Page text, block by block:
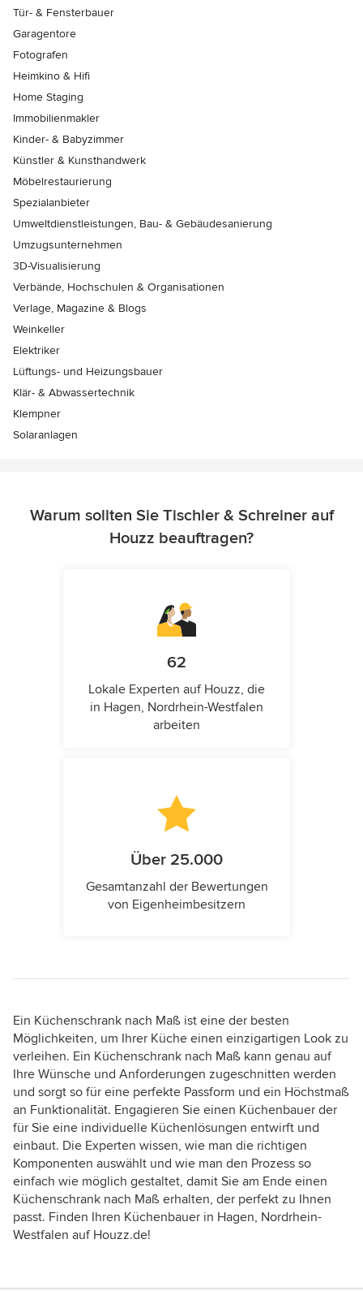
Tür- & Fensterbauer
Garagentore
Fotografen
Heimkino & Hifi
Home Staging
Immobilienmakler
Kinder- & Babyzimmer
Künstler & Kunsthandwerk
Möbelrestaurierung
Spezialanbieter
Umweltdienstleistungen, Bau- & Gebäudesanierung
Umzugsunternehmen
3D-Visualisierung
Verbände, Hochschulen & Organisationen
Verlage, Magazine & Blogs
Weinkeller
Elektriker
Lüftungs- und Heizungsbauer
Klär- & Abwassertechnik
Klempner
Solaranlagen
Warum sollten Sie Tischler & Schreiner auf
Houzz beauftragen?
62
Lokale Experten auf Houzz, die
in Hagen, Nordrhein-Westfalen
arbeiten
Über 25.000
Gesamtanzahl der Bewertungen
von Eigenheimbesitzern
Ein Küchenschrank nach Maß ist eine der besten
Möglichkeiten, um Ihrer Küche einen einzigartigen Look zu
verleihen. Ein Küchenschrank nach Maß kann genau auf
Ihre Wünsche und Anforderungen zugeschnitten werden
und sorgt so für eine perfekte Passform und ein Höchstmaß
an Funktionalität. Engagieren Sie einen Küchenbauer der
für Sie eine individuelle Küchenlösungen entwirft und
einbaut. Die Experten wissen, wie man die richtigen
Komponenten auswählt und wie man den Prozess so
einfach wie möglich gestaltet, damit Sie am Ende einen
Küchenschrank nach Maß erhalten, der perfekt zu Ihnen
passt. Finden Ihren Küchenbauer in Hagen, Nordrhein-
Westfalen auf Houzz.de!